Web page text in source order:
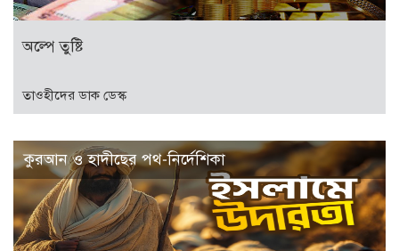
অল্পে তুষ্টি
তাওহীদের ডাক ডেস্ক
কুরআন ও হাদীছের পথ-নির্দেশিকা